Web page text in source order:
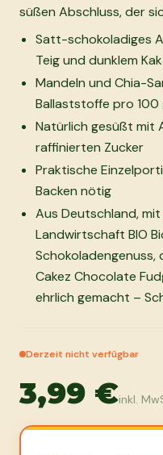
süßen Abschluss, der
Satt-schokoladiges
Teig und dunklem
Mandeln und Chia-
Ballaststoffe pro 100
Natürlich gesüßt mit
raffinierten Zucker
Praktische
Backen nötig
Aus Deutschland,
Landwirtschaft BIO
Cakez Chocolate
ehrlich gemacht –
Derzeit nicht verfügbar
3,99 €inkl.